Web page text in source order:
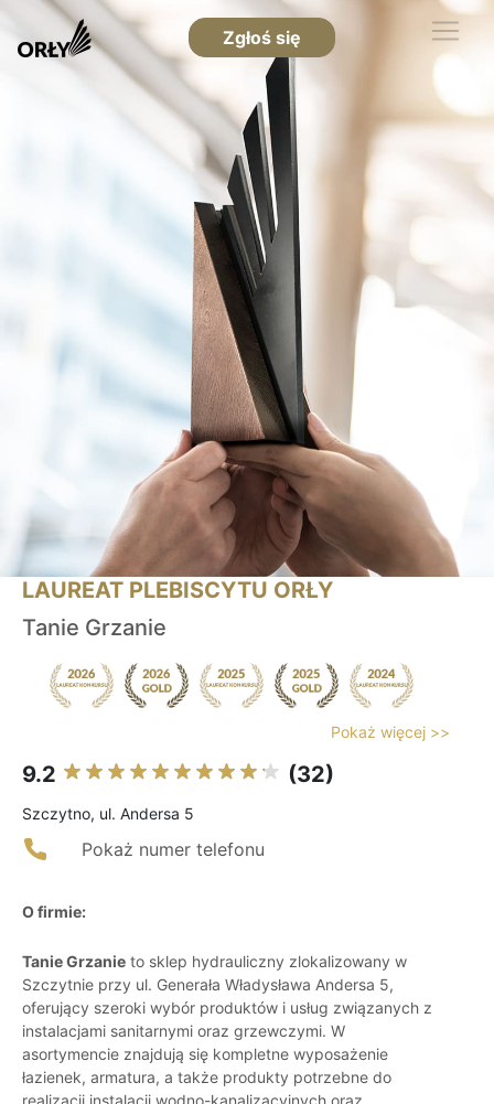
Zgłoś się
LAUREAT PLEBISCYTU ORŁY
Tanie Grzanie
Pokaż więcej >>
9.2 (32)
Szczytno, ul. Andersa 5
Pokaż numer telefonu
O firmie:
Tanie Grzanie to sklep hydrauliczny zlokalizowany w
Szczytnie przy ul. Generała Władysława Andersa 5,
oferujący szeroki wybór produktów i usług związanych z
instalacjami sanitarnymi oraz grzewczymi. W
asortymencie znajdują się kompletne wyposażenie
łazienek, armatura, a także produkty potrzebne do
realizacji instalacji wodno-kanalizacyjnych oraz